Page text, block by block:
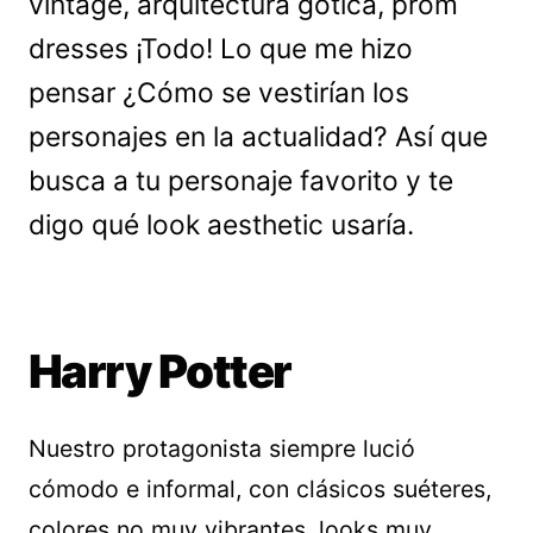
dresses ¡Todo! Lo que me hizo
pensar ¿Cómo se vestirían los
personajes en la actualidad? Así que
busca a tu personaje favorito y te
digo qué look aesthetic usaría.
Harry Potter
Nuestro protagonista siempre lució
cómodo e informal, con clásicos suéteres,